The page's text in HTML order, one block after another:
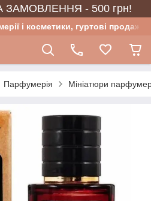
ЗАМОВЛЕННЯ - 500 грн!
і косметики, гуртові продажі
Парфумерія Мініатюри